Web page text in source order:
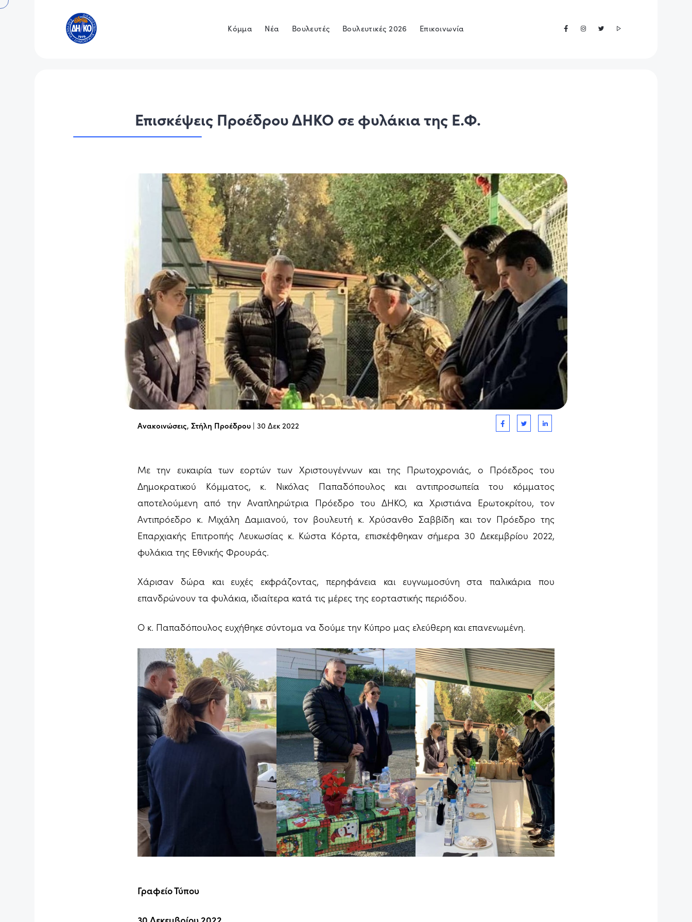
Κόμμα Νέα Βουλευτές Βουλευτικές 2026 Επικοινωνία
Επισκέψεις Προέδρου ΔΗΚΟ σε φυλάκια της Ε.Φ.
Ανακοινώσεις, Στήλη Προέδρου | 30 Δεκ 2022
Με την ευκαιρία των εορτών των Χριστουγέννων και της Πρωτοχρονιάς, ο Πρόεδρος του
Δημοκρατικού Κόμματος, κ. Νικόλας Παπαδόπουλος και αντιπροσωπεία του κόμματος
αποτελούμενη από την Αναπληρώτρια Πρόεδρο του ΔΗΚΟ, κα Χριστιάνα Ερωτοκρίτου, τον
Αντιπρόεδρο κ. Μιχάλη Δαμιανού, τον βουλευτή κ. Χρύσανθο Σαββίδη και τον Πρόεδρο της
Επαρχιακής Επιτροπής Λευκωσίας κ. Κώστα Κόρτα, επισκέφθηκαν σήμερα 30 Δεκεμβρίου 2022,
φυλάκια της Εθνικής Φρουράς.
Χάρισαν δώρα και ευχές εκφράζοντας, περηφάνεια και ευγνωμοσύνη στα παλικάρια που
επανδρώνουν τα φυλάκια, ιδιαίτερα κατά τις μέρες της εορταστικής περιόδου.
Ο κ. Παπαδόπουλος ευχήθηκε σύντομα να δούμε την Κύπρο μας ελεύθερη και επανενωμένη.
Γραφείο Τύπου